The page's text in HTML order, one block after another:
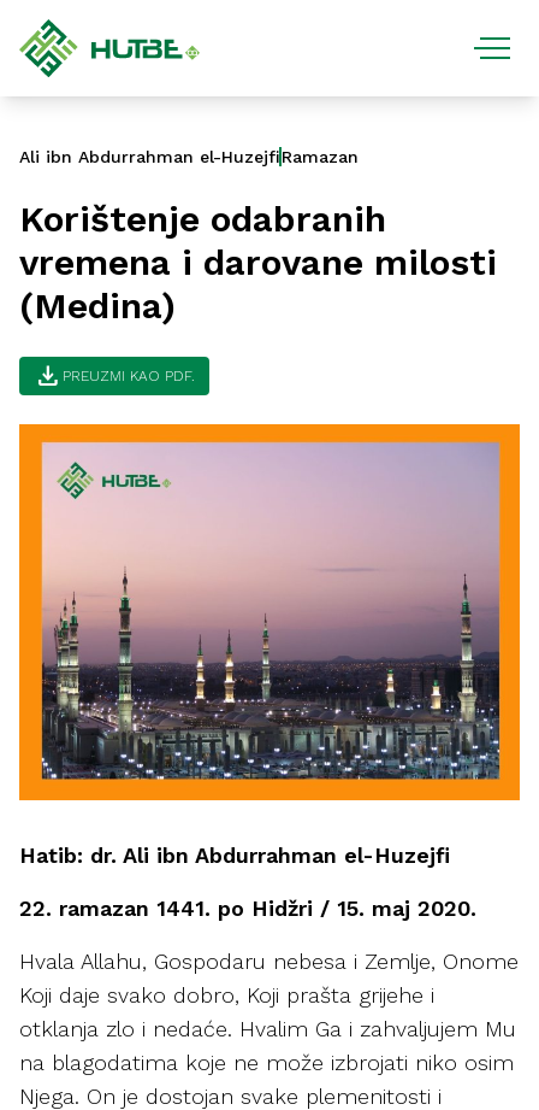
Ali ibn Abdurrahman el-HuzejfiRamazan
Korištenje odabranih
vremena i darovane milosti
(Medina)
download PREUZMI KAO PDF.
Hatib: dr. Ali ibn Abdurrahman el-Huzejfi
22. ramazan 1441. po Hidžri / 15. maj 2020.
Hvala Allahu, Gospodaru nebesa i Zemlje, Onome
Koji daje svako dobro, Koji prašta grijehe i
otklanja zlo i nedaće. Hvalim Ga i zahvaljujem Mu
na blagodatima koje ne može izbrojati niko osim
Njega. On je dostojan svake plemenitosti i